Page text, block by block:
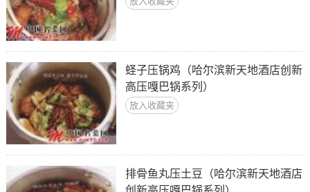
蛏子压锅鸡（哈尔滨新天地酒店创新
高压嘎巴锅系列）
放入收藏夹
排骨鱼丸压土豆（哈尔滨新天地酒店